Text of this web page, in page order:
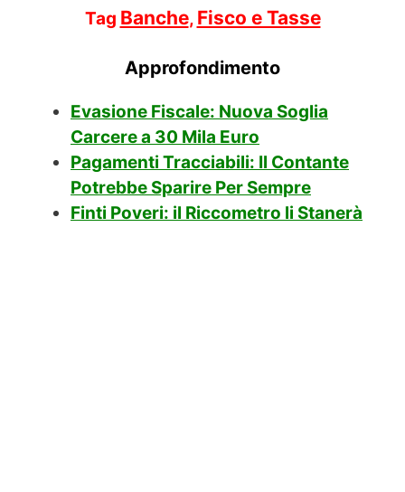
Tag Banche, Fisco e Tasse
Approfondimento
Evasione Fiscale: Nuova Soglia
Carcere a 30 Mila Euro
Pagamenti Tracciabili: Il Contante
Potrebbe Sparire Per Sempre
Finti Poveri: il Riccometro li Stanerà